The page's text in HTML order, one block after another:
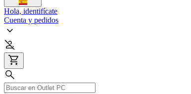
Hola, identifícate
Cuenta y pedidos